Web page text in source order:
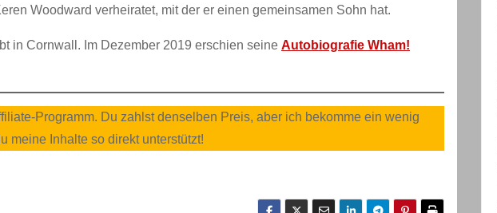
Woodward verheiratet, mit der er einen gemeinsamen Sohn hat.
in Cornwall. Im Dezember 2019 erschien seine Autobiografie Wham!
Programm. Du zahlst denselben Preis, aber ich bekomme ein wenig
meine Inhalte so direkt unterstützt!